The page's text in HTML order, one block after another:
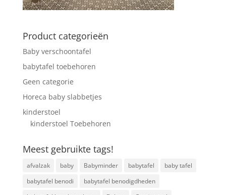
Product categorieën
Baby verschoontafel
babytafel toebehoren
Geen categorie
Horeca baby slabbetjes
kinderstoel
kinderstoel Toebehoren
Meest gebruikte tags!
afvalzak baby Babyminder babytafel
baby tafel
babytafel benodi
babytafel benodigdheden